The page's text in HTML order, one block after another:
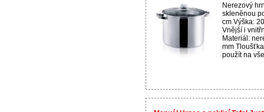
Nerezový
skleněnou
cm Výška:
Vnější i
Materiál:
mm
použít na